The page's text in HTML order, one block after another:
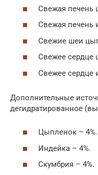
Свежая печень
Свежая печень
Свежие шеи
Свежее сердце
Свежее сердце
Дополнительные
дегидратированное
Цыпленок – 4%.
Индейка – 4%.
Скумбрия – 4%.